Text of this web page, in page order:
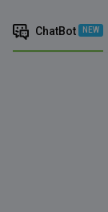
ChatBot NEW